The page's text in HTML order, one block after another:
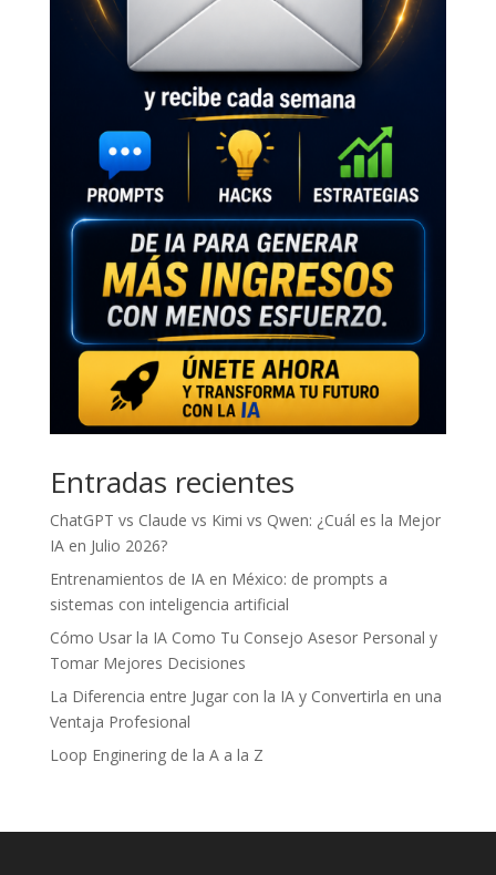
Entradas recientes
ChatGPT vs Claude vs Kimi vs Qwen: ¿Cuál es la Mejor
IA en Julio 2026?
Entrenamientos de IA en México: de prompts a
sistemas con inteligencia artificial
Cómo Usar la IA Como Tu Consejo Asesor Personal y
Tomar Mejores Decisiones
La Diferencia entre Jugar con la IA y Convertirla en una
Ventaja Profesional
Loop Enginering de la A a la Z